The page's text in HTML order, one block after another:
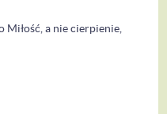
Miłość, a nie cierpienie,